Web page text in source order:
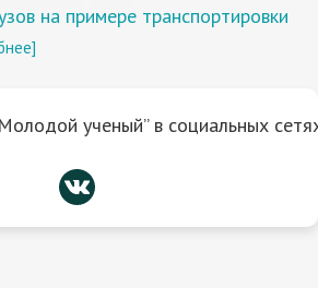
на примере транспортировки
ученый” в социальных